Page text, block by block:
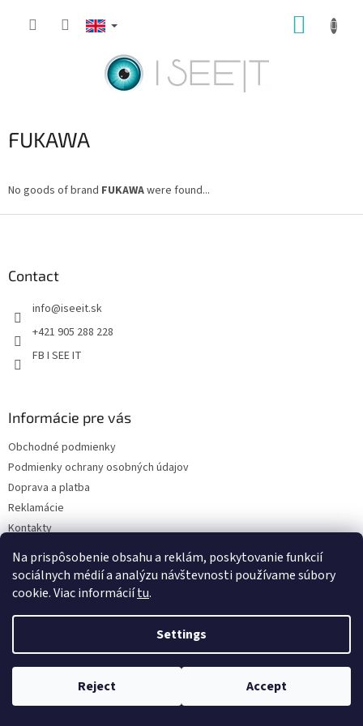
Na prispôsobenie obsahu a reklám, poskytovanie funkcií
sociálnych médií a analýzu návštevnosti používame súbory
cookie. Viac informáciítu.
Settings
Reject Accept
FUKAWA
No goods of brand FUKAWAwere found...
Contact
info@iseeit.sk
+421 905 288 228
FB I SEE IT
Informácie pre vás
Obchodné podmienky
Podmienky ochrany osobných údajov
Doprava a platba
Reklamácie
Kontakty
Eshop ISEEIT. All rights reserved.
settings